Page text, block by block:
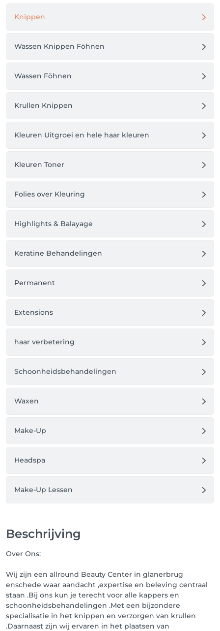
brengen jouw visie tot leven met passie, precisie en
te stralen, elke dag opnieuw.
Knippen
Wassen Knippen Föhnen
Wassen Föhnen
Krullen Knippen
Kleuren Uitgroei en hele haar kleuren
Kleuren Toner
Folies over Kleuring
Highlights & Balayage
Keratine Behandelingen
Permanent
Extensions
haar verbetering
Schoonheidsbehandelingen
Waxen
Make-Up
Headspa
Make-Up Lessen
Beschrijving
Over Ons:
Wij zijn een allround Beauty Center in glanerbrug
enschede waar aandacht ,expertise en beleving centraal
staan .Bij ons kun je terecht voor alle kappers en
schoonheidsbehandelingen .Met een bijzondere
specialisatie in het knippen en verzorgen van krullen
.Daarnaast zijn wij ervaren in het plaatsen van